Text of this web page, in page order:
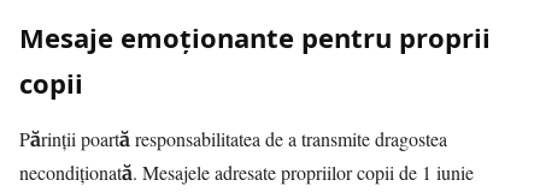
Mesaje emoționante pentru proprii
copii
Părinții poartă responsabilitatea de a transmite dragostea
necondiționată. Mesajele adresate propriilor copii de 1 iunie